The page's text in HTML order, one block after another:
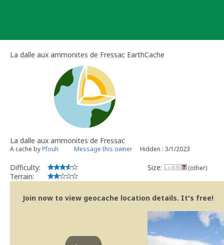
La dalle aux ammonites de Fressac EarthCache
La dalle aux ammonites de Fressac
A cache byPfouh Message this owner Hidden : 3/1/2023
Difficulty:
Terrain:
Size: (other)
Join now to view geocache location details. It's free!